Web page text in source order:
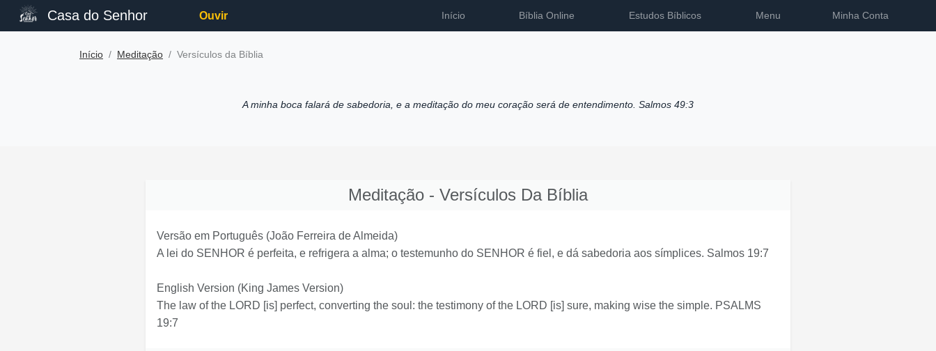
Casa do Senhor Ouvir Início Bíblia Online Estudos Bíblicos Menu Minha Conta
Início Meditação Versículos da Bíblia
A minha boca falará de sabedoria, e a meditação do meu coração será de entendimento. Salmos 49:3
Meditação - Versículos Da Bíblia
Versão em Português (João Ferreira de Almeida)
A lei do SENHOR é perfeita, e refrigera a alma; o testemunho do SENHOR é fiel, e dá sabedoria aos símplices. Salmos 19:7
English Version (King James Version)
The law of the LORD [is] perfect, converting the soul: the testimony of the LORD [is] sure, making wise the simple. PSALMS
19:7